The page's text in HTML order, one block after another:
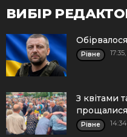
ВИБІР
Рівне
З квітами
Рівне